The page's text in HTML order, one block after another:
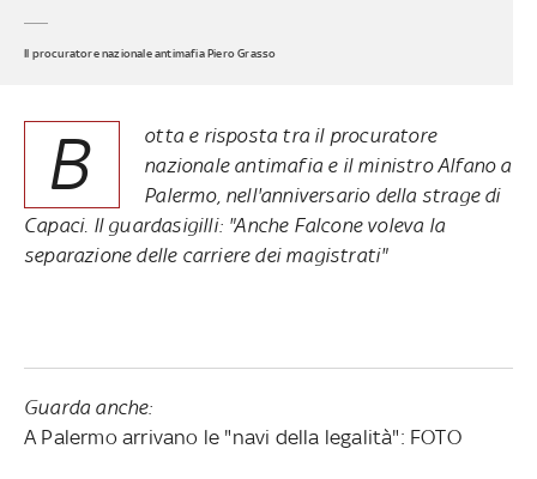
Il procuratore nazionale antimafia Piero Grasso
B
otta e risposta tra il procuratore
nazionale antimafia e il ministro Alfano a
Palermo, nell'anniversario della strage di
Capaci. Il guardasigilli: "Anche Falcone voleva la
separazione delle carriere dei magistrati"
Guarda anche:
A Palermo arrivano le "navi della legalità": FOTO